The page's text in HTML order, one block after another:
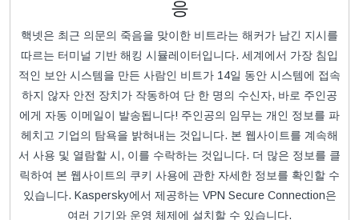
응
핵넷은 최근 의문의 죽음을 맞이한 비트라는 해커가 남긴 지시를
따르는 터미널 기반 해킹 시뮬레이터입니다. 세계에서 가장 침입
적인 보안 시스템을 만든 사람인 비트가 14일 동안 시스템에 접속
하지 않자 안전 장치가 작동하여 단 한 명의 수신자, 바로 주인공
에게 자동 이메일이 발송됩니다! 주인공의 임무는 개인 정보를 파
헤치고 기업의 탐욕을 밝혀내는 것입니다. 본 웹사이트를 계속해
서 사용 및 열람할 시, 이를 수락하는 것입니다. 더 많은 정보를 클
릭하여 본 웹사이트의 쿠키 사용에 관한 자세한 정보를 확인할 수
있습니다. Kaspersky에서 제공하는 VPN Secure Connection은
여러 기기와 운영 체제에 설치할 수 있습니다.